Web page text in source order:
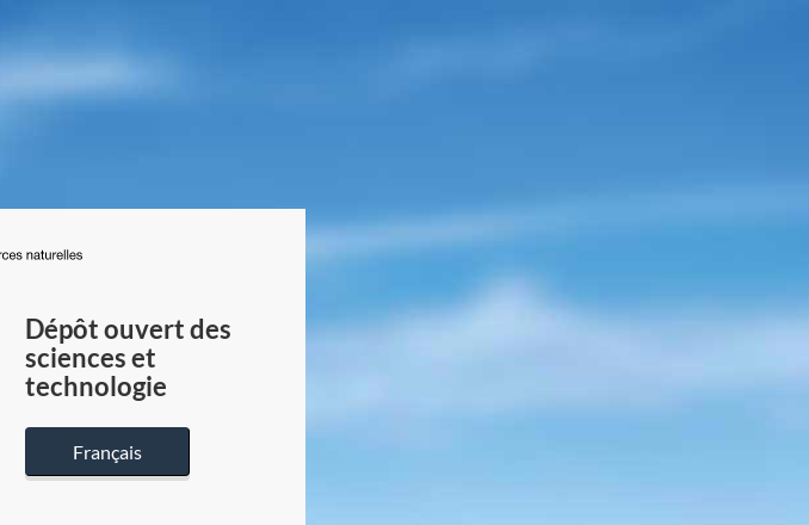
du
Canada
Dépôt ouvert des
sciences et
technologie
Français